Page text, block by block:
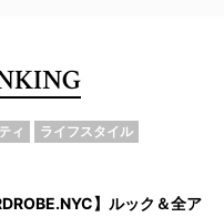
ィ ライフスタイル
】ルック＆全ア